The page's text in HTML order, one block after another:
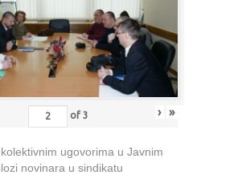
of 3 › »
ugovorima u Javnim
novinara u sindikatu